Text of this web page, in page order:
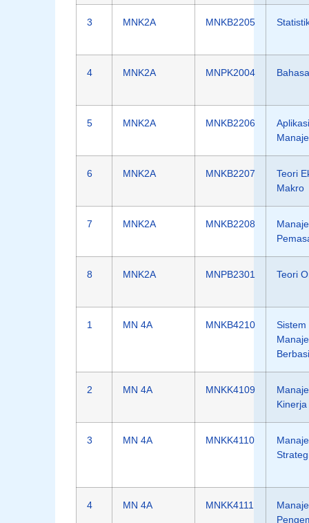
3 MNK2A MNKB2205
4 MNK2A MNPK2004
5 MNK2A MNKB2206
Aplikasi
6 MNK2A MNKB2207
Teori
Makro
7 MNK2A MNKB2208
8 MNK2A MNPB2301 Teori
1 MN 4A MNKB4210
Sistem
2 MN 4A MNKK4109
Kinerja
3 MN 4A MNKK4110
4 MN 4A MNKK4111